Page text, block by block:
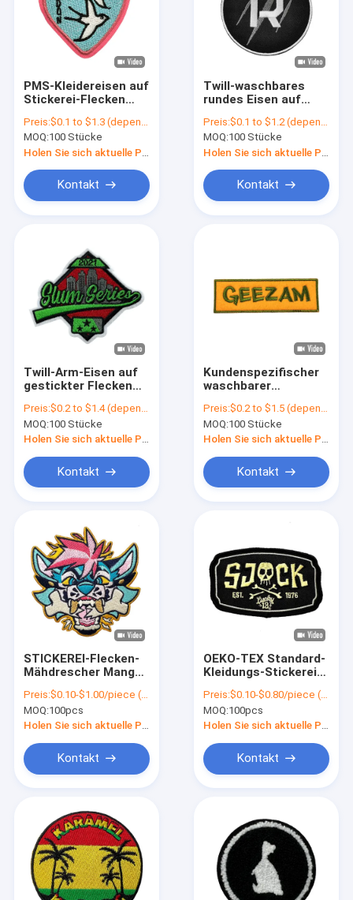
Produkte
Über uns
Fabrik Tour
Nachrichten
Alle Fälle
Eisen auf gestickten Flecken
Eisen auf gesponnenem Flecken
Druckeisen auf Flecken
PMS-Kleidereisen auf
Stickerei-Flecken
Gewebe-Flecken
Preis:$0.1 to $1.3 (depends on the design and order quantity)
MOQ:100 Stücke
Kontakt
Twill-waschbares
rundes Eisen auf
Faden stickte
Preis:$0.1 to $1.2 (depends on the design and order quantity)
MOQ:100 Stücke
Kontakt
Twill-Arm-Eisen auf
gestickter Flecken
Pantone waschbar
Preis:$0.2 to $1.4 (depends on the design and order quantity)
MOQ:100 Stücke
Holen Sie sich aktuelle Preis
Kontakt
Kundenspezifischer
waschbarer
stickte Gewebe
Flecken geglaubte
Merrow-Grenze
Preis:$0.2 to $1.5 (depends on the design and order quantity)
MOQ:100 Stücke
Holen Sie sich aktuelle Preis
Kontakt
STICKEREI-Flecken-
Mähdrescher Manga
Standardgesponnen
für Cosplay-Kleidung
Preis:$0.10-$1.00/piece (depends on the design and order quantity)
MOQ:100pcs
Holen Sie sich aktuelle Preis
Kontakt
OEKO-TEX Standard-
Kleidungs-Stickerei-
Twill-Gewebe-
Schädel-Rechteck-
Form
Preis:$0.10-$0.80/piece (depends on the design and order quantity)
MOQ:100pcs
Holen Sie sich aktuelle Preis
Kontakt